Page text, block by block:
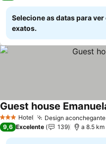
Selecione as datas para
exatos.
3 EstrelasHotel Design
Guest house
9,6 Excelente 139 a 8.5